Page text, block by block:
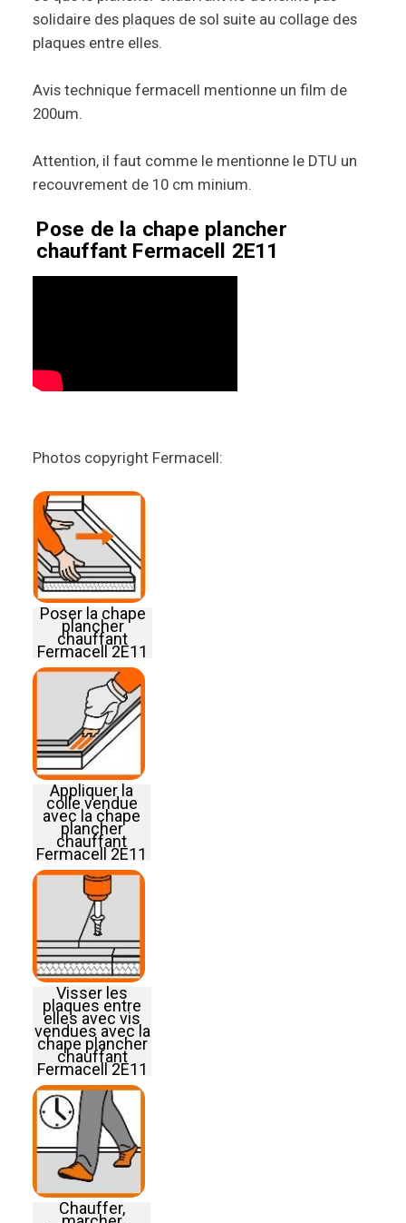
solidaire des plaques de sol suite au collage des
plaques entre elles.
Avis technique fermacell mentionne un film de
200um.
Attention, il faut comme le mentionne le DTU un
recouvrement de 10 cm minium.
Pose de la chape plancher
chauffant Fermacell 2E11
Photos copyright Fermacell:
Poser la chape
plancher
chauffant
Fermacell 2E11
Appliquer la
colle vendue
avec la chape
plancher
chauffant
Fermacell 2E11
Visser les
plaques entre
elles avec vis
vendues avec la
chape plancher
chauffant
Fermacell 2E11
Chauffer,